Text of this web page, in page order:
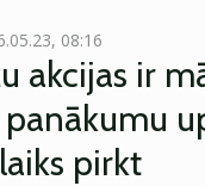
08:16
akcijas ir
pirkt